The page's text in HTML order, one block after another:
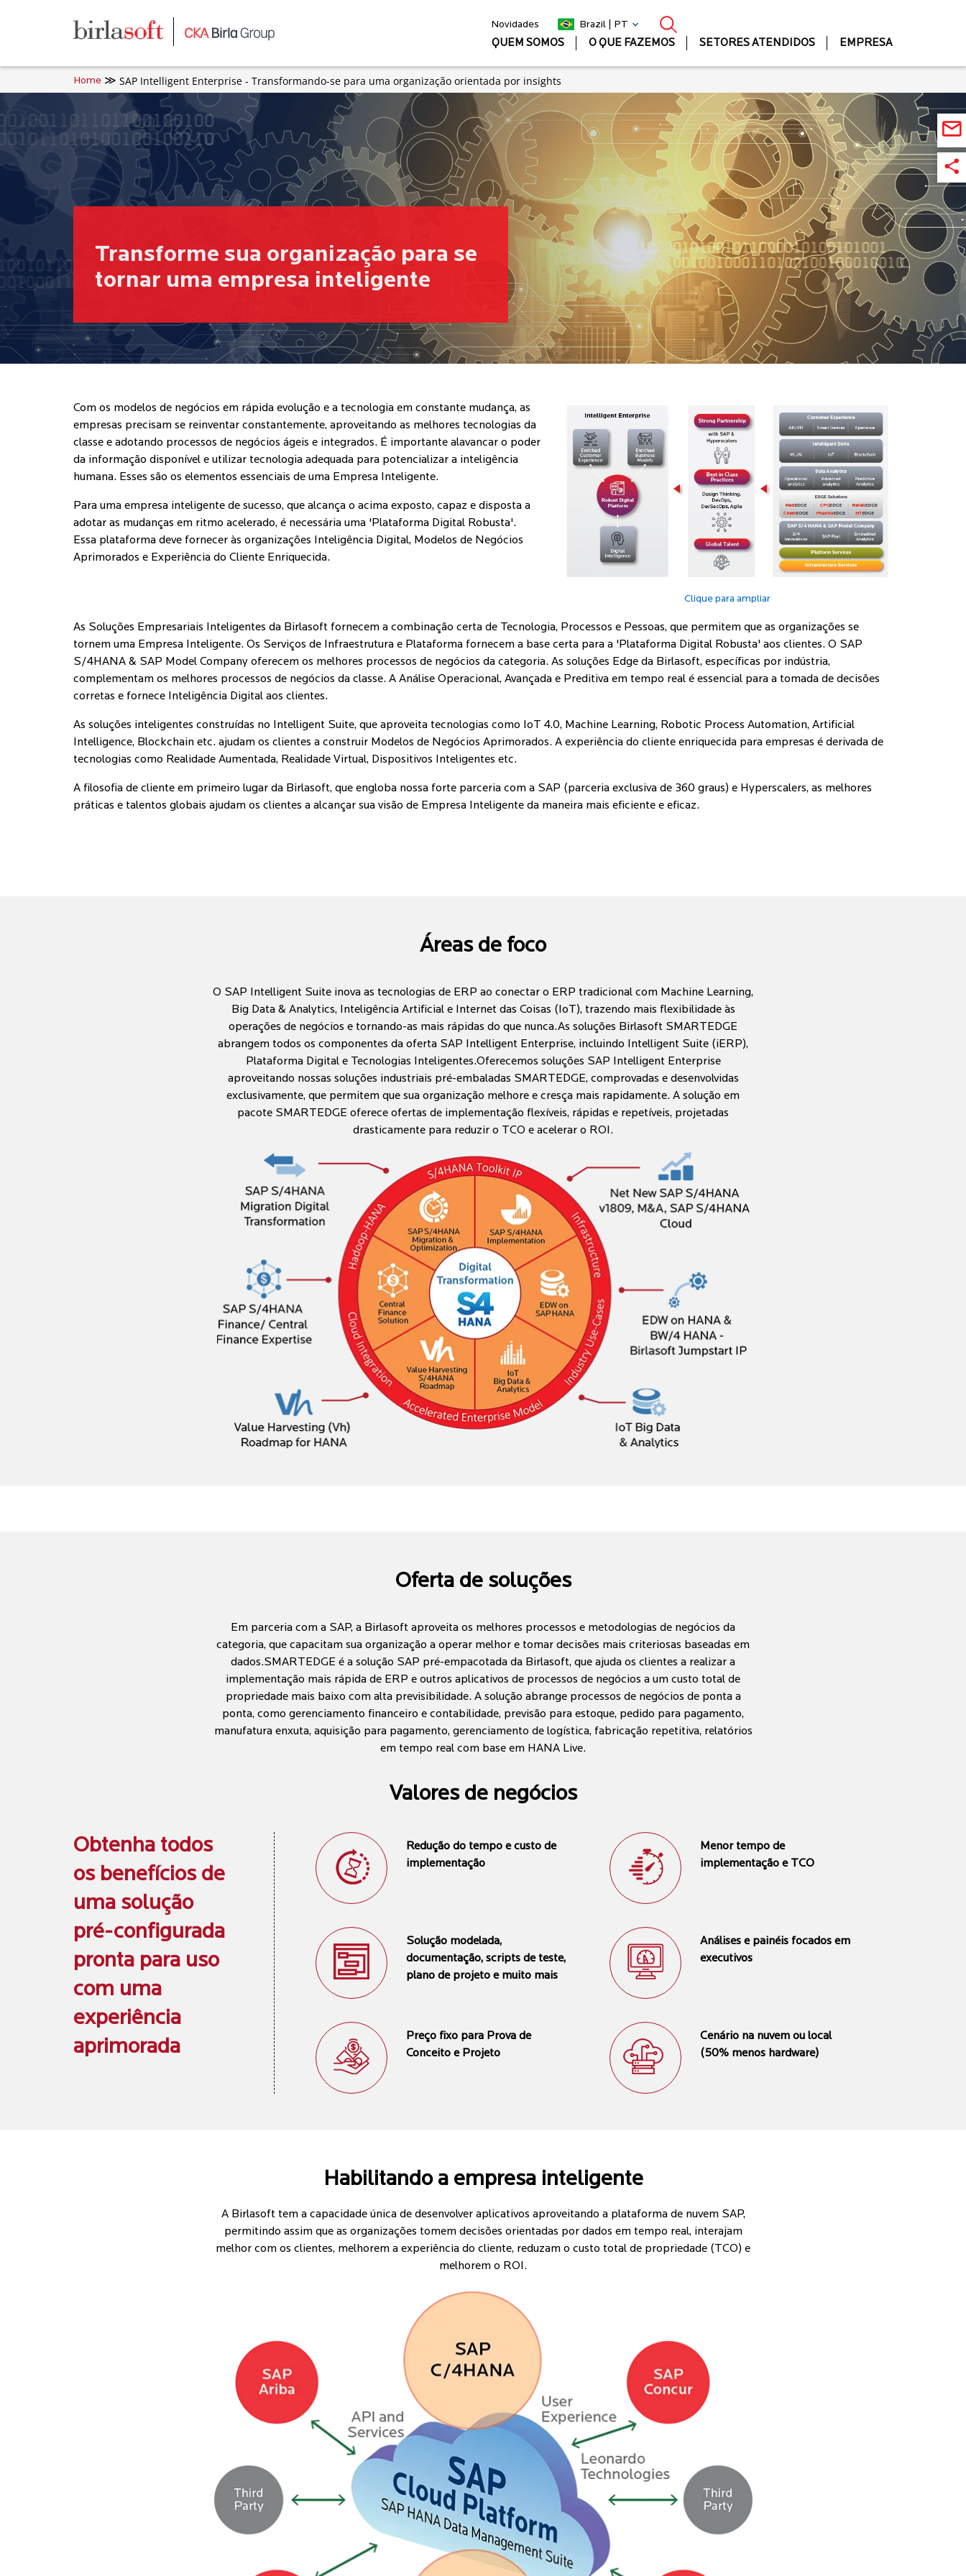
Novidades
Brazil | PT
QUEM SOMOS
O QUE FAZEMOS SETORES ATENDIDOS EMPRESA
Home SAP Intelligent Enterprise - Transformando-se para uma organização orientada por insights
Transforme sua organização para se
tornar uma empresa inteligente
Com os modelos de negócios em rápida evolução e a tecnologia em constante mudança, as
empresas precisam se reinventar constantemente, aproveitando as melhores tecnologias da
classe e adotando processos de negócios ágeis e integrados. É importante alavancar o poder
da informação disponível e utilizar tecnologia adequada para potencializar a inteligência
humana. Esses são os elementos essenciais de uma Empresa Inteligente.
Para uma empresa inteligente de sucesso, que alcança o acima exposto, capaz e disposta a
adotar as mudanças em ritmo acelerado, é necessária uma 'Plataforma Digital Robusta'.
Essa plataforma deve fornecer às organizações Inteligência Digital, Modelos de Negócios
Aprimorados e Experiência do Cliente Enriquecida.
Clique para ampliar
As Soluções Empresariais Inteligentes da Birlasoft fornecem a combinação certa de Tecnologia, Processos e Pessoas, que permitem que as organizações se
tornem uma Empresa Inteligente. Os Serviços de Infraestrutura e Plataforma fornecem a base certa para a 'Plataforma Digital Robusta' aos clientes. O SAP
S/4HANA & SAP Model Company oferecem os melhores processos de negócios da categoria. As soluções Edge da Birlasoft, específicas por indústria,
complementam os melhores processos de negócios da classe. A Análise Operacional, Avançada e Preditiva em tempo real é essencial para a tomada de decisões
corretas e fornece Inteligência Digital aos clientes.
As soluções inteligentes construídas no Intelligent Suite, que aproveita tecnologias como IoT 4.0, Machine Learning, Robotic Process Automation, Artificial
Intelligence, Blockchain etc. ajudam os clientes a construir Modelos de Negócios Aprimorados. A experiência do cliente enriquecida para empresas é derivada de
tecnologias como Realidade Aumentada, Realidade Virtual, Dispositivos Inteligentes etc.
A filosofia de cliente em primeiro lugar da Birlasoft, que engloba nossa forte parceria com a SAP (parceria exclusiva de 360 graus) e Hyperscalers, as melhores
práticas e talentos globais ajudam os clientes a alcançar sua visão de Empresa Inteligente da maneira mais eficiente e eficaz.
Áreas de foco
O SAP Intelligent Suite inova as tecnologias de ERP ao conectar o ERP tradicional com Machine Learning,
Big Data & Analytics, Inteligência Artificial e Internet das Coisas (IoT), trazendo mais flexibilidade às
operações de negócios e tornando-as mais rápidas do que nunca.As soluções Birlasoft SMARTEDGE
abrangem todos os componentes da oferta SAP Intelligent Enterprise, incluindo Intelligent Suite (iERP),
Plataforma Digital e Tecnologias Inteligentes.Oferecemos soluções SAP Intelligent Enterprise
aproveitando nossas soluções industriais pré-embaladas SMARTEDGE, comprovadas e desenvolvidas
exclusivamente, que permitem que sua organização melhore e cresça mais rapidamente. A solução em
pacote SMARTEDGE oferece ofertas de implementação flexíveis, rápidas e repetíveis, projetadas
drasticamente para reduzir o TCO e acelerar o ROI.
Oferta de soluções
Em parceria com a SAP, a Birlasoft aproveita os melhores processos e metodologias de negócios da
categoria, que capacitam sua organização a operar melhor e tomar decisões mais criteriosas baseadas em
dados.SMARTEDGE é a solução SAP pré-empacotada da Birlasoft, que ajuda os clientes a realizar a
implementação mais rápida de ERP e outros aplicativos de processos de negócios a um custo total de
propriedade mais baixo com alta previsibilidade. A solução abrange processos de negócios de ponta a
ponta, como gerenciamento financeiro e contabilidade, previsão para estoque, pedido para pagamento,
manufatura enxuta, aquisição para pagamento, gerenciamento de logística, fabricação repetitiva, relatórios
em tempo real com base em HANA Live.
Valores de negócios
Obtenha todos
os benefícios de
uma solução
pré-configurada
pronta para uso
com uma
experiência
aprimorada
Redução do tempo e custo de
implementação
Menor tempo de
implementação e TCO
Solução modelada,
documentação, scripts de teste,
plano de projeto e muito mais
Análises e painéis focados em
executivos
Preço fixo para Prova de
Conceito e Projeto
Cenário na nuvem ou local
(50% menos hardware)
Habilitando a empresa inteligente
A Birlasoft tem a capacidade única de desenvolver aplicativos aproveitando a plataforma de nuvem SAP,
permitindo assim que as organizações tomem decisões orientadas por dados em tempo real, interajam
melhor com os clientes, melhorem a experiência do cliente, reduzam o custo total de propriedade (TCO) e
melhorem o ROI.